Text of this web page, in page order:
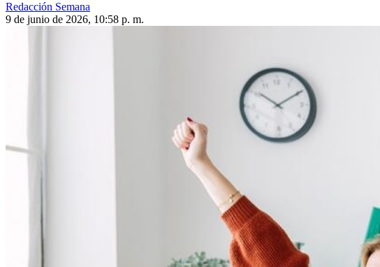
Redacción Semana
9 de junio de 2026, 10:58 p. m.